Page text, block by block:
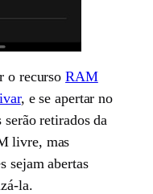
o recursoRAM
, e se apertar no
retirados da
livre, mas
sejam abertas
la.